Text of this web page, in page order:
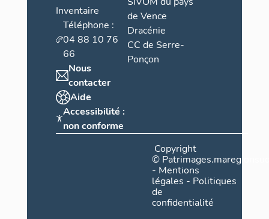
Inventaire
Téléphone :
04 88 10 76
66
Nous
contacter
Aide
Accessibilité :
non conforme
de Vence
Dracénie
CC de Serre-
Ponçon
Copyright
©
- Mentions
légales - Politiques
de
confidentialité